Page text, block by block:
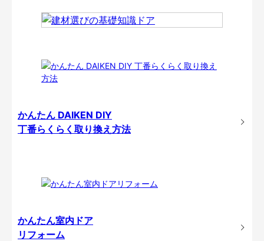
かんたん DAIKEN DIY
丁番らくらく取り換え方法
かんたん室内ドア
リフォーム